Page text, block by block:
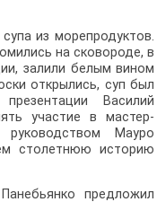
из морепродуктов.
на сковороде, в
залили белым вином
открылись, суп был
Василий
участие в мастер-
Мауро
столетнюю историю
предложил